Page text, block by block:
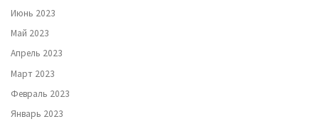
Июнь 2023
Май 2023
Апрель 2023
Март 2023
Февраль 2023
Январь 2023